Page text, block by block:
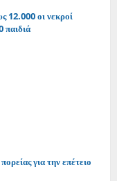
12.000 οι νεκροί
παιδιά
για την επέτειο